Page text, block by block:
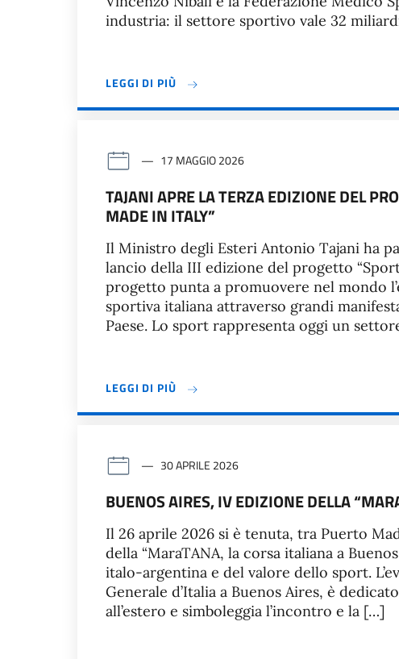
industria: il settore sportivo vale 32
LEGGI DI PIÙ
17 MAGGIO 2026
TAJANI APRE LA TERZA EDIZIONE DEL
MADE IN ITALY”
Il Ministro degli Esteri Antonio Tajani ha
lancio della III edizione del progetto
progetto punta a promuovere nel mondo
sportiva italiana attraverso grandi
Paese. Lo sport rappresenta oggi un
LEGGI DI PIÙ
30 APRILE 2026
BUENOS AIRES, IV EDIZIONE DELLA
Il 26 aprile 2026 si è tenuta, tra Puerto
della “MaraTANA, la corsa italiana a
italo-argentina e del valore dello sport.
Generale d’Italia a Buenos Aires, è
all’estero e simboleggia l’incontro e la […]